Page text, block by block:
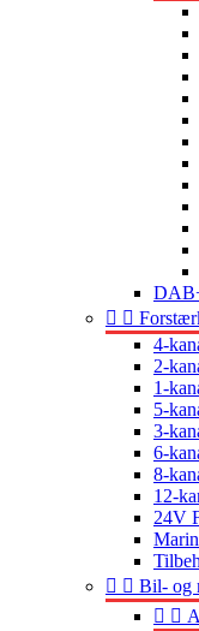
 
4-
2-
1-
5-
3-
6-
8-
12-
24V
  Bil- og
 